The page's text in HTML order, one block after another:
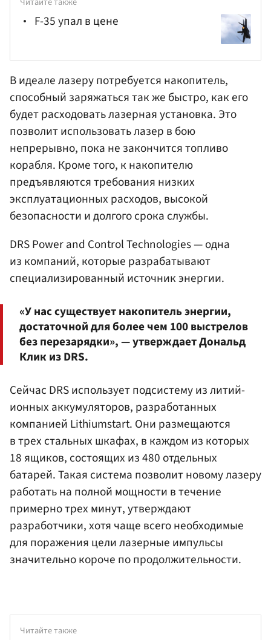
F-35 упал в цене
В идеале лазеру потребуется накопитель,
способный заряжаться так же быстро, как его
будет расходовать лазерная установка. Это
позволит использовать лазер в бою
непрерывно, пока не закончится топливо
корабля. Кроме того, к накопителю
предъявляются требования низких
эксплуатационных расходов, высокой
безопасности и долгого срока службы.
DRS Power and Control Technologies — одна
из компаний, которые разрабатывают
специализированный источник энергии.
«У нас существует накопитель энергии,
достаточной для более чем 100 выстрелов
без перезарядки», — утверждает Дональд
Клик из DRS.
Сейчас DRS использует подсистему из литий-
ионных аккумуляторов, разработанных
компанией Lithiumstart. Они размещаются
в трех стальных шкафах, в каждом из которых
18 ящиков, состоящих из 480 отдельных
батарей. Такая система позволит новому лазеру
работать на полной мощности в течение
примерно трех минут, утверждают
разработчики, хотя чаще всего необходимые
для поражения цели лазерные импульсы
значительно короче по продолжительности.
Читайте также